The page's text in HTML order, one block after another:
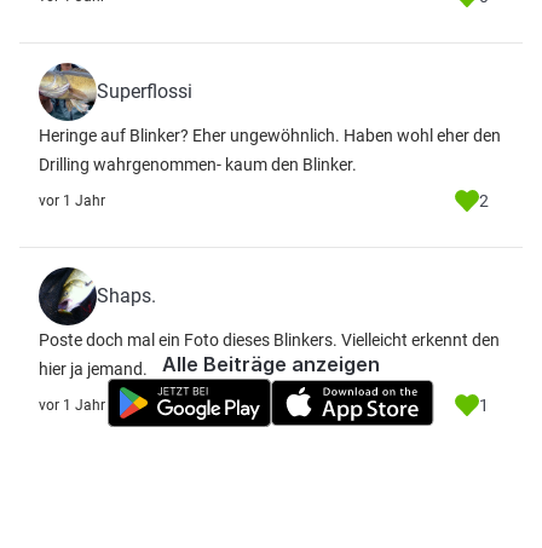
Superflossi
Heringe auf Blinker? Eher ungewöhnlich. Haben wohl eher den
Drilling wahrgenommen- kaum den Blinker.
vor 1 Jahr 2
Shaps.
Poste doch mal ein Foto dieses Blinkers. Vielleicht erkennt den
hier ja jemand.
vor 1 Jahr 1
Alle Beiträge anzeigen